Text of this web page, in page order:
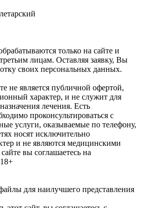
только на сайте и
лицам. Оставляя заявку, Вы
своих персональных данных.
не является публичной офертой,
характер, и не служит для
лечения. Есть
проконсультироваться с
услуги, оказываемые по телефону,
носят исключительно
и не являются медицинскими
вы соглашаетесь на
для наилучшего представления